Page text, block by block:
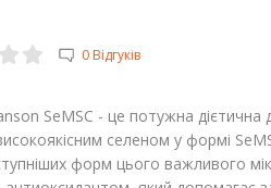
0 Відгуків
SeMSC - це потужна дієтична
селеном у формі
форм цього важливого